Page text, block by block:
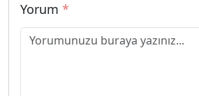
Yorum *